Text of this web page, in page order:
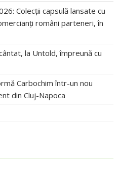
Colecții capsulă lansate cu
români parteneri, în
la Untold, împreună cu
Carbochim într-un nou
din Cluj-Napoca